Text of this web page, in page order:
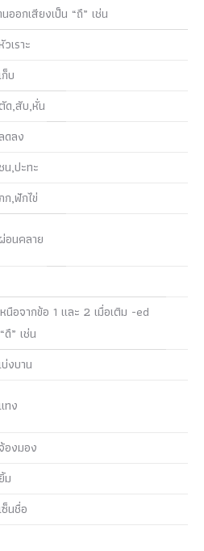
อกเสียงเป็น “ถึ” เช่น
วเราะ
ก็บ
ด,สับ,หั่น
ลดลง
น,ปะทะ
กก,ฟักไข่
อนคลาย
นือจากข้อ 1 และ 2 เมื่อเติม -ed
” เช่น
บ่งบาน
ทง
จ้องมอง
ยิ้ม
ซ็นชื่อ